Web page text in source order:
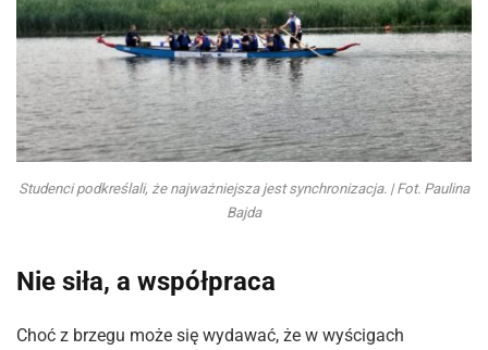
Studenci podkreślali, że najważniejsza jest synchronizacja. | Fot. Paulina
Bajda
Nie siła, a współpraca
Choć z brzegu może się wydawać, że w wyścigach